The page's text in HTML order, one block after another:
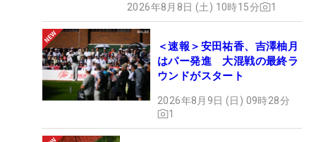
2026年8月8日 (土) 10時15分 1
＜速報＞安田祐香、吉澤柚月
はパー発進 大混戦の最終ラ
ウンドがスタート
2026年8月9日 (日) 09時28分
1